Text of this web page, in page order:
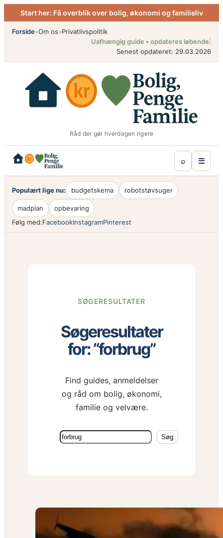
Spring
til
indhold
Start her: Få overblik over bolig, økonomi og familieliv
Forside•Om os•Privatlivspolitik
Uafhængig guide • opdateres løbende
Senest opdateret: 29.03.2026
Råd der gør hverdagen rigere
⌕ ☰
Populært lige nu: budgetskema robotstøvsuger
madplan
opbevaring
Følg med:FacebookInstagramPinterest
SØGERESULTATER
Søgeresultater
for: “forbrug”
Find guides, anmeldelser
og råd om bolig, økonomi,
familie og velvære.
Søg Søg